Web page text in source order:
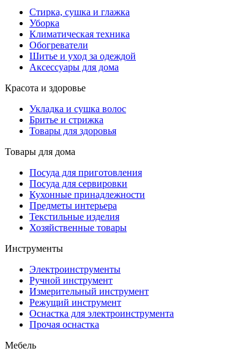
Стирка, сушка и глажка
Уборка
Климатическая техника
Обогреватели
Шитье и уход за одеждой
Аксессуары для дома
Красота и здоровье
Укладка и сушка волос
Бритье и стрижка
Товары для здоровья
Товары для дома
Посуда для приготовления
Посуда для сервировки
Кухонные принадлежности
Предметы интерьера
Текстильные изделия
Хозяйственные товары
Инструменты
Электроинструменты
Ручной инструмент
Измерительный инструмент
Режущий инструмент
Оснастка для электроинструмента
Прочая оснастка
Мебель